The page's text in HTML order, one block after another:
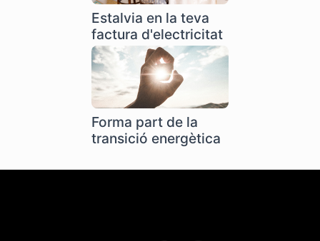
Estalvia en la teva
factura d'electricitat
Forma part de la
transició energètica